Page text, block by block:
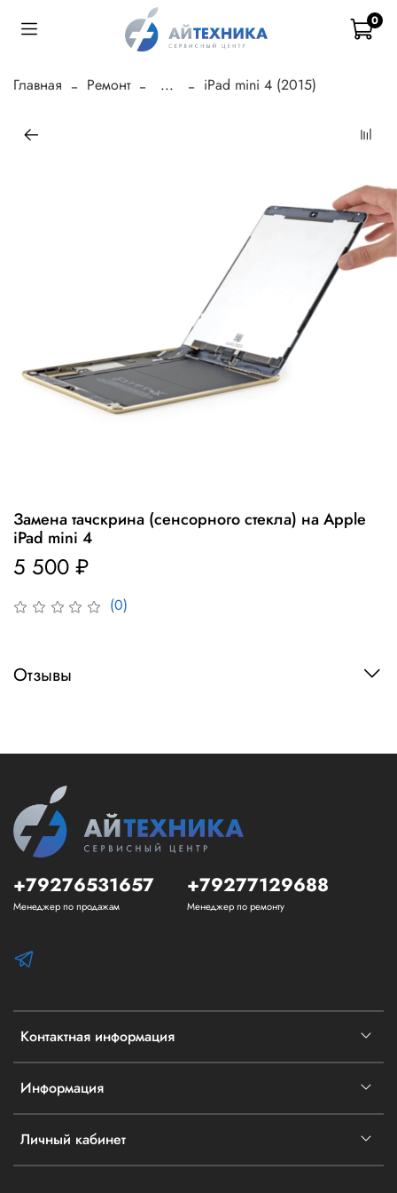
0
Главная Ремонт ... iPad mini 4 (2015)
(0)
Замена тачскрина (сенсорного стекла) на Apple
iPad mini 4
5 500 ₽
Отзывы
Контактная информация
Информация
Личный кабинет
+79276531657
Менеджер по продажам
+79277129688
Менеджер по ремонту